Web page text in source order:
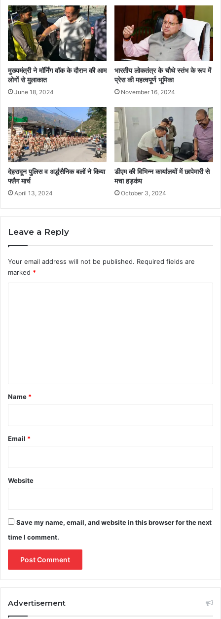
मुख्यमंत्री ने मॉर्निंग वॉक के दौरान की आम
लोगों से मुलाकात
June 18, 2024
भारतीय लोकतंत्र के चौथे स्तंभ के रूप में
प्रेस की महत्वपूर्ण भूमिका
November 16, 2024
देहरादून पुलिस व अर्द्धसैनिक बलों ने किया
फ्लैग मार्च
April 13, 2024
डीएम की विभिन्न कार्यालयों में छापेमारी से
मचा हड़कंप
October 3, 2024
Leave a Reply
Your email address will not be published. Required fields are
marked *
*
Name *
Email *
Website
Save my name, email, and website in this browser for the next
time I comment.
Advertisement